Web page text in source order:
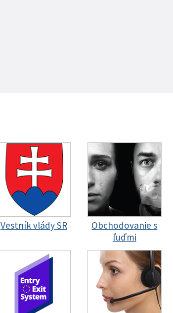
Vestník vlády SR
Obchodovanie s
ľuďmi